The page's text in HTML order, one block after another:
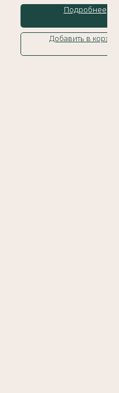
Подробнее
Добавить в
Браслеты
Серьги